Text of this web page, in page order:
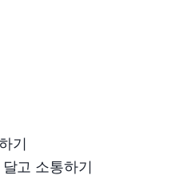
기
고 소통하기